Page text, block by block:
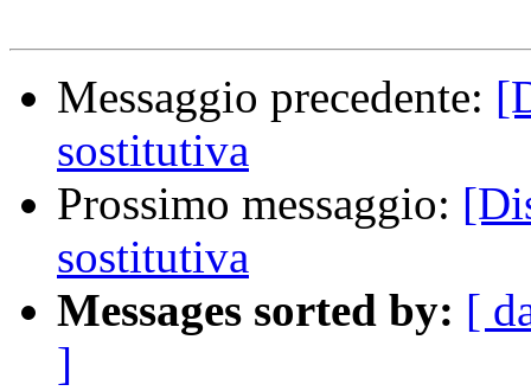
Messaggio precedente:
sostitutiva
Prossimo messaggio:
sostitutiva
Messages sorted by: [
]